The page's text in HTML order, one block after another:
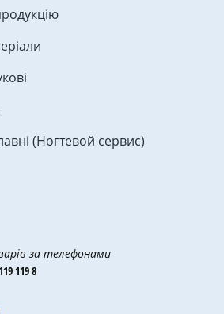
(Ногтевой сервис)
за телефонами
119 8